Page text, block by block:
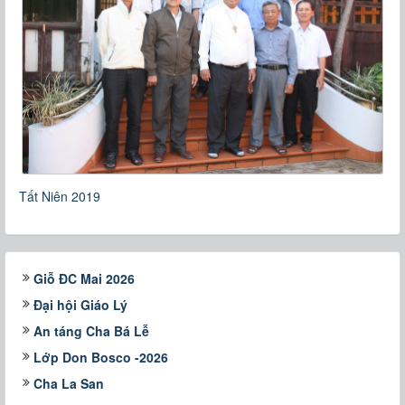
Tất Niên 2019
Giỗ ĐC Mai 2026
Đại hội Giáo Lý
An táng Cha Bá Lễ
Lớp Don Bosco -2026
Cha La San